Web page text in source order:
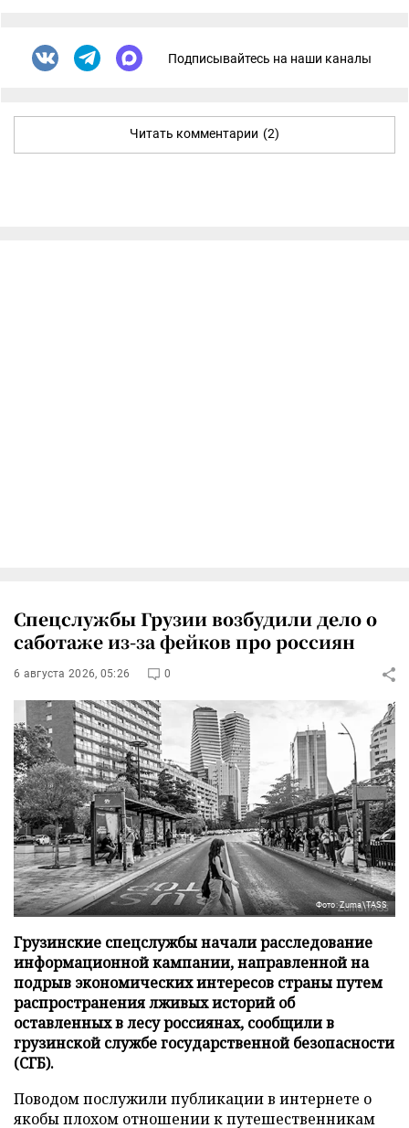
Подписывайтесь на наши каналы
Читать комментарии (2)
Спецслужбы Грузии возбудили дело о
саботаже из-за фейков про россиян
6 августа 2026, 05:26 0
Фото: Zuma\TASS
Грузинские спецслужбы начали расследование
информационной кампании, направленной на
подрыв экономических интересов страны путем
распространения лживых историй об
оставленных в лесу россиянах, сообщили в
грузинской службе государственной безопасности
(СГБ).
Поводом послужили публикации в интернете о
якобы плохом отношении к путешественникам